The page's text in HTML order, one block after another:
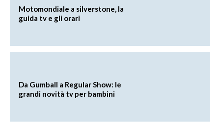
Motomondiale a silverstone, la
guida tv e gli orari
Da Gumball a Regular Show: le
grandi novità tv per bambini